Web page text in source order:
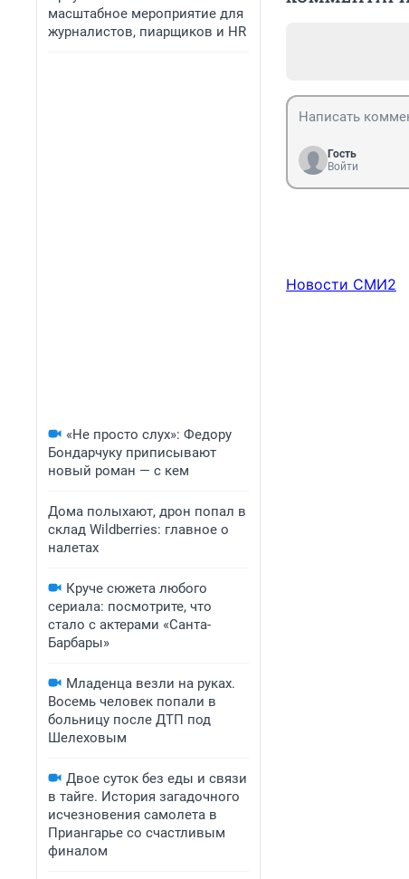
масштабное мероприятие для
журналистов, пиарщиков и HR
«Не просто слух»: Федору
Бондарчуку приписывают
новый роман — с кем
Дома полыхают, дрон попал в
склад Wildberries: главное о
налетах
Круче сюжета любого
сериала: посмотрите, что
стало с актерами «Санта-
Барбары»
Младенца везли на руках.
Восемь человек попали в
больницу после ДТП под
Шелеховым
Двое суток без еды и связи
в тайге. История загадочного
исчезновения самолета в
Приангарье со счастливым
финалом
Гость
Войти
Новости СМИ2